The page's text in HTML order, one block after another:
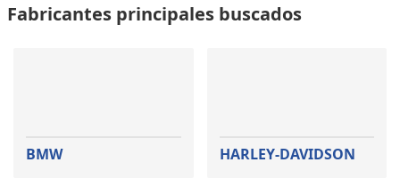
Fabricantes principales buscados
BMW HARLEY-DAVIDSON